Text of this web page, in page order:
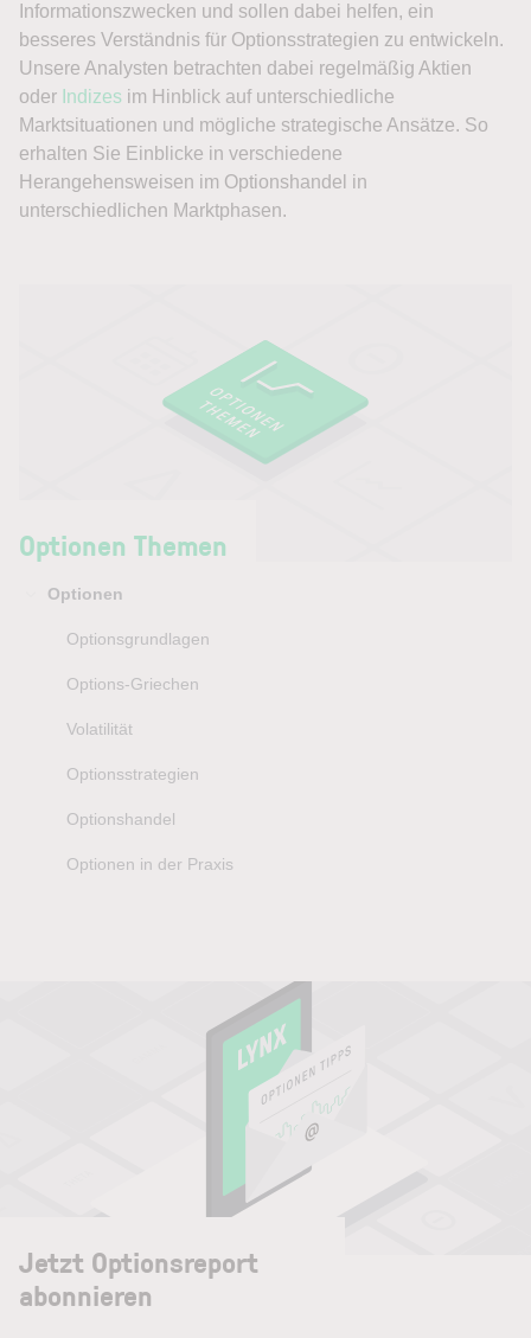
Informationszwecken und sollen dabei helfen, ein
besseres Verständnis für Optionsstrategien zu entwickeln.
Unsere Analysten betrachten dabei regelmäßig Aktien
oder Indizes im Hinblick auf unterschiedliche
Marktsituationen und mögliche strategische Ansätze. So
erhalten Sie Einblicke in verschiedene
Herangehensweisen im Optionshandel in
unterschiedlichen Marktphasen.
Optionen Themen
Optionen
Optionsgrundlagen
Options-Griechen
Volatilität
Optionsstrategien
Optionshandel
Optionen in der Praxis
Jetzt Optionsreport
abonnieren